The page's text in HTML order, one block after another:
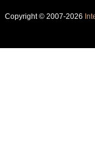
Copyright © 2007-2026